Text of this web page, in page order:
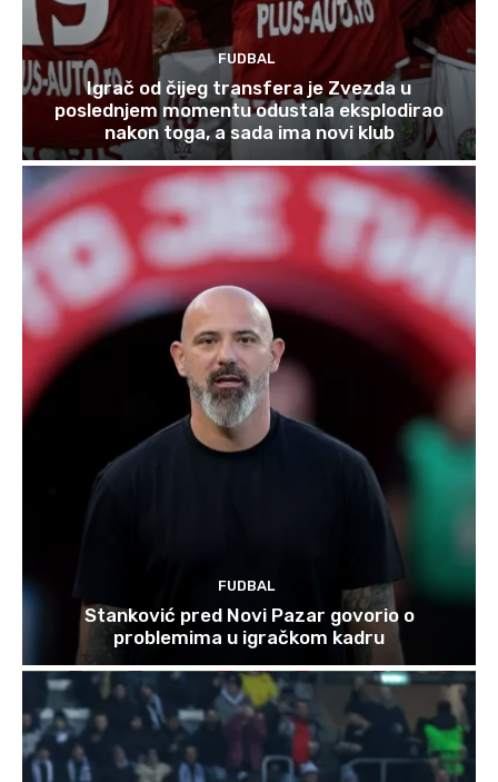
FUDBAL
Igrač od čijeg transfera je Zvezda u
poslednjem momentu odustala eksplodirao
nakon toga, a sada ima novi klub
FUDBAL
Stanković pred Novi Pazar govorio o
problemima u igračkom kadru